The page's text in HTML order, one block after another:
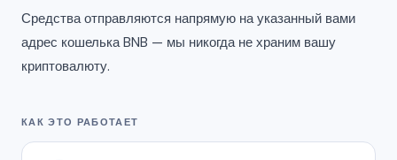
Средства отправляются напрямую на указанный вами
адрес кошелька BNB — мы никогда не храним вашу
криптовалюту.
КАК ЭТО РАБОТАЕТ